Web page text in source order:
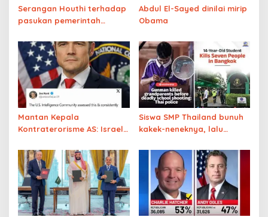
Serangan Houthi terhadap
pasukan pemerintah
terjadinya pertempuran
besar di Yaman
Abdul El-Sayed dinilai mirip
Obama
Mantan Kepala
Kontraterorisme AS: Israel
menghadapi Iran akan
semudah Venezuela
Siswa SMP Thailand bunuh
kakek-neneknya, lalu
sebelum bunuh diri